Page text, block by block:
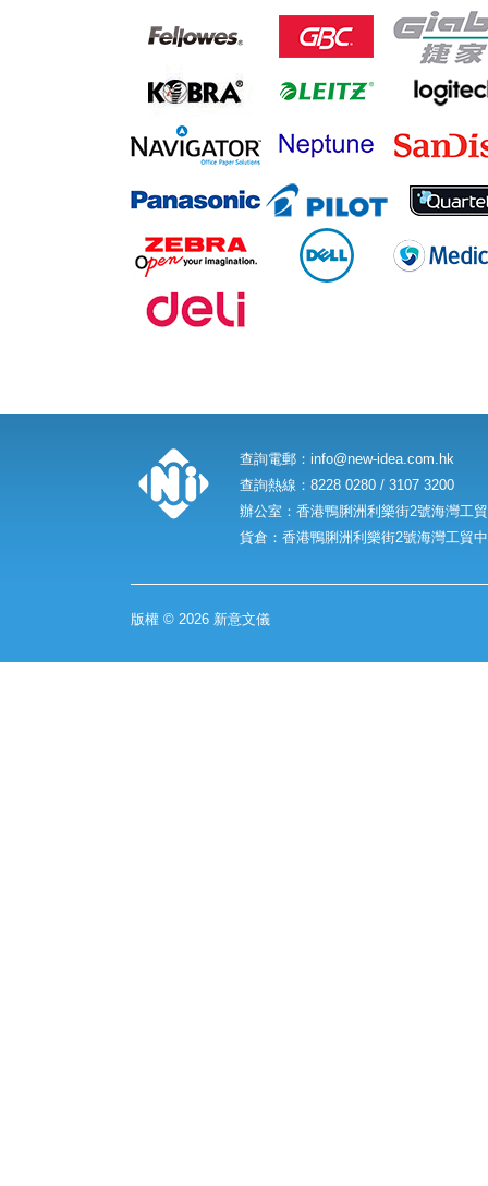
查詢電郵： info@new-idea.com.hk
查詢熱線：8228 0280 / 3107 3200
辦公室：香港鴨脷洲利樂街2號海灣工
貨倉：香港鴨脷洲利樂街2號海灣工貿
版權 © 2026 新意文儀